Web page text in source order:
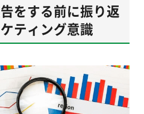
をする前に振り返
ティング意識